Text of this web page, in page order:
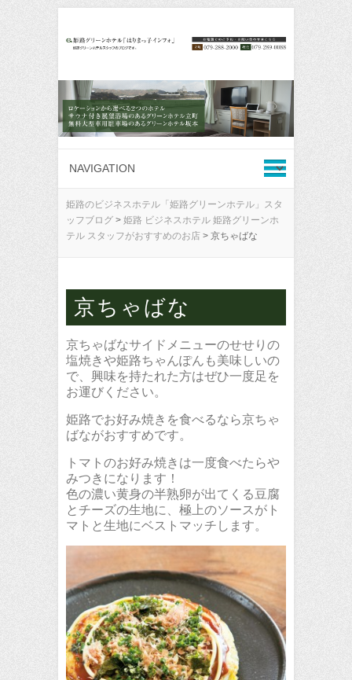
姫路のビジネスホテル「姫路グリーンホテル」スタ
ッフブログ > 姫路 ビジネスホテル 姫路グリーンホ
テル スタッフがおすすめのお店 > 京ちゃばな
京ちゃばな
京ちゃばなサイドメニューのせせりの
塩焼きや姫路ちゃんぽんも美味しいの
で、興味を持たれた方はぜひ一度足を
お運びください。
姫路でお好み焼きを食べるなら京ちゃ
ばながおすすめです。
トマトのお好み焼きは一度食べたらや
みつきになります！
色の濃い黄身の半熟卵が出てくる豆腐
とチーズの生地に、極上のソースがト
マトと生地にベストマッチします。